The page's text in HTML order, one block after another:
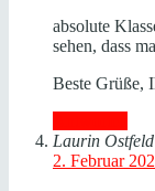
absolute
sehen, dass
Beste Grüße,
Laurin Ostfeld
2. Februar